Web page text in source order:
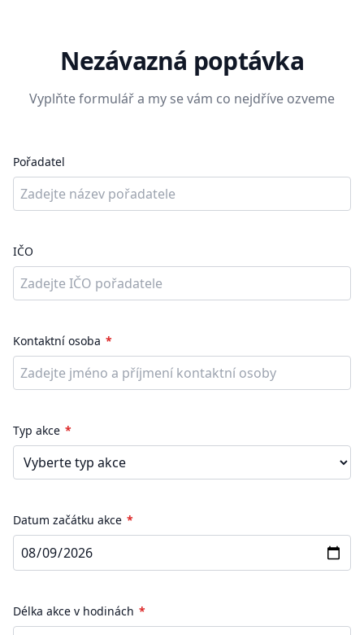
Nezávazná poptávka
Vyplňte formulář a my se vám co nejdříve ozveme
Pořadatel
IČO
Kontaktní osoba
Typ akce
Datum začátku akce
Délka akce v hodinách